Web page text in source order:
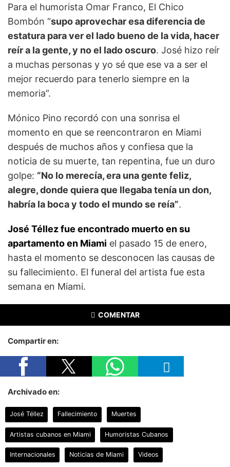
Para el humorista Omar Franco, El Chico
Bombón “supo aprovechar esa diferencia de
estatura para ver el lado bueno de la vida, hacer
reír a la gente, y no el lado oscuro. José hizo reír
a muchas personas y yo sé que ese va a ser el
mejor recuerdo para tenerlo siempre en la
memoria”.
Mónico Pino recordó con una sonrisa el
momento en que se reencontraron en Miami
después de muchos años y confiesa que la
noticia de su muerte, tan repentina, fue un duro
golpe: “No lo merecía, era una gente feliz,
alegre, donde quiera que llegaba tenía un don,
habría la boca y todo el mundo se reía”.
José Téllez fue encontrado muerto en su
apartamento en Miami el pasado 15 de enero,
hasta el momento se desconocen las causas de
su fallecimiento. El funeral del artista fue esta
semana en Miami.
COMENTAR
Compartir en:
Archivado en:
José Téllez Fallecimiento Muertes
Artistas cubanos en Miami Humoristas Cubanos
Internacionales Noticias de Miami Videos